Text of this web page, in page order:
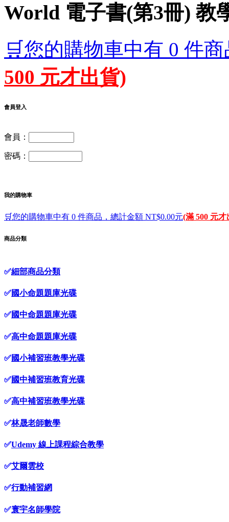
World 電子書(第3冊) 教
🛒您的購物車中有 0 件
500 元才出貨)
會員登入
會員：
密碼：
我的購物車
🛒您的購物車中有 0 件商品，總計金額 NT$0.00元(滿 500 元才
商品分類
✅細部商品分類
✅國小命題題庫光碟
✅國中命題題庫光碟
✅高中命題題庫光碟
✅國小補習班教學光碟
✅國中補習班教育光碟
✅高中補習班教學光碟
✅林晟老師數學
✅Udemy 線上課程綜合教學
✅艾爾雲校
✅行動補習網
✅寰宇名師學院